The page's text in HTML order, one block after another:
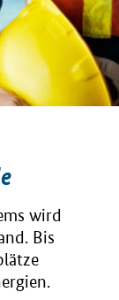
wird
Bis